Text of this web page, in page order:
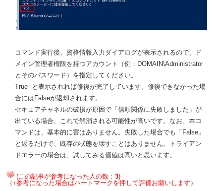
コマンド実行後、資格情報入力ダイアログが表示されるので、ド
メイン管理者権限を持つアカウント（例：DOMAIN\Administrator
とそのパスワード）を指定してください。
True と表示されれば修復が完了しています。修復できなかった場
合にはFalseが返却されます。
セキュアチャネルの破損が原因で「信頼関係に失敗しました」が
出ている場合、これで解消される可能性が高いです。なお、本コ
マンドは、基本的に害はありません。失敗した場合でも「False」
と返るだけで、既存の状態を壊すことはありません。トライアン
ドエラーの場合は、試してみる価値は高いと思います。
(この記事が参考になった人の数： 3)
（↑参考になった場合はハートマークを押して評価お願いします）